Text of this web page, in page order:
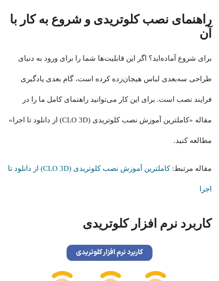
راهنمای نصب کلوتریدی و شروع به کار با
آن
برای شروع آماده‌اید؟ اگر این قابلیت‌ها شما را برای ورود به دنیای
طراحی سه‌بعدی لباس هیجان‌زده کرده است، گام بعدی یادگیری
فرایند نصب است. برای این کار می‌توانید راهنمای کامل ما را در
مقاله «کاملترین آموزش نصب کلوتریدی (CLO 3D) از دانلود تا اجرا»
مطالعه کنید.
مقاله مرتبط: کاملترین آموزش نصب کلوتریدی (CLO 3D) از دانلود تا
اجرا
کاربرد نرم افزار کلوتریدی